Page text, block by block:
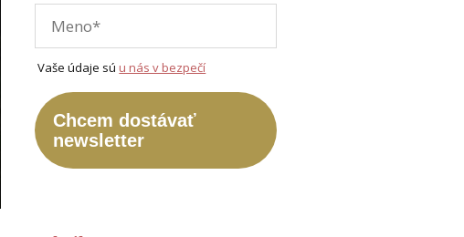
Vaše údaje súu nás v bezpečí
Chcem dostávať
newsletter